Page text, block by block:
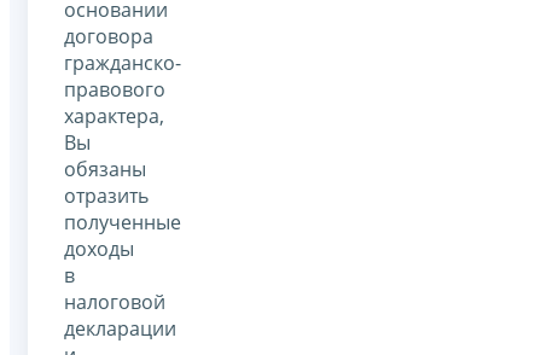
основании
договора
гражданско-
правового
характера,
Вы
обязаны
отразить
полученные
доходы
в
налоговой
декларации